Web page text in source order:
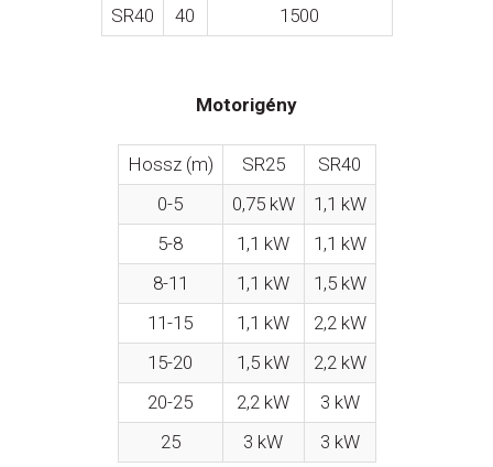
SR40
40 1500
Motorigény
Hossz (m) SR25
SR40
0-5
0,75 kW
1,1 kW
5-8
1,1 kW
1,1 kW
8-11
1,1 kW
1,5 kW
11-15
1,1 kW
2,2 kW
15-20
1,5 kW
2,2 kW
20-25
2,2 kW
3 kW
25
3 kW 3 kW